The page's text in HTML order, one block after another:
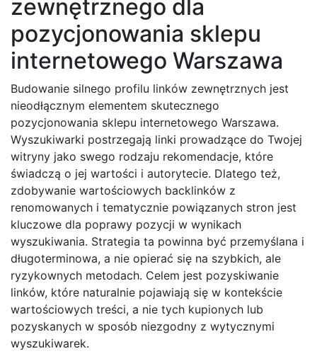
zewnętrznego dla
pozycjonowania sklepu
internetowego Warszawa
Budowanie silnego profilu linków zewnętrznych jest
nieodłącznym elementem skutecznego
pozycjonowania sklepu internetowego Warszawa.
Wyszukiwarki postrzegają linki prowadzące do Twojej
witryny jako swego rodzaju rekomendacje, które
świadczą o jej wartości i autorytecie. Dlatego też,
zdobywanie wartościowych backlinków z
renomowanych i tematycznie powiązanych stron jest
kluczowe dla poprawy pozycji w wynikach
wyszukiwania. Strategia ta powinna być przemyślana i
długoterminowa, a nie opierać się na szybkich, ale
ryzykownych metodach. Celem jest pozyskiwanie
linków, które naturalnie pojawiają się w kontekście
wartościowych treści, a nie tych kupionych lub
pozyskanych w sposób niezgodny z wytycznymi
wyszukiwarek.